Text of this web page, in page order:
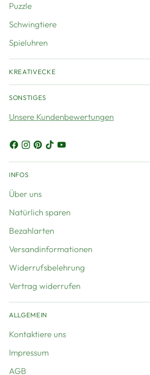
Puzzle
Schwingtiere
Spieluhren
KREATIVECKE
SONSTIGES
Unsere Kundenbewertungen
INFOS
Über uns
Natürlich sparen
Bezahlarten
Versandinformationen
Widerrufsbelehrung
Vertrag widerrufen
ALLGEMEIN
Kontaktiere uns
Impressum
AGB